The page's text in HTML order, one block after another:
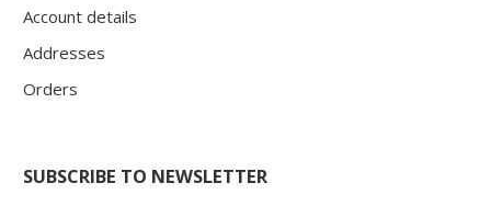
Account details
Addresses
Orders
SUBSCRIBE TO NEWSLETTER